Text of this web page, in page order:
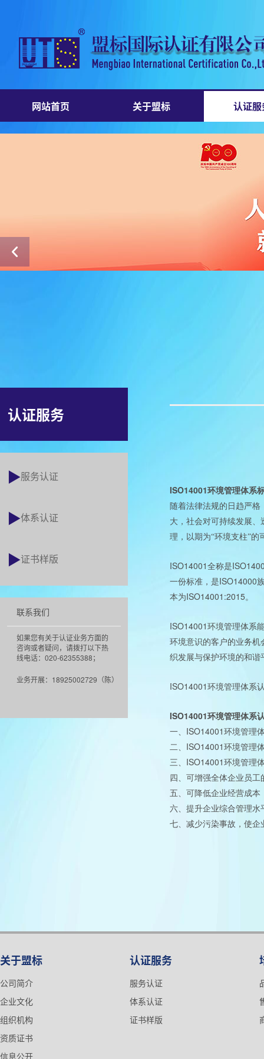
网站首页 关于盟标 认证
认证服务
服务认证
体系认证
证书样版
联系我们
如果您有关于认证业务方面的
咨询或者疑问，请拨打以下热
线电话：020-62355388；
业务开展：18925002729（陈）
ISO14001环境管理体系
随着法律法规的日趋严
大，社会对可持续发展
理，以期为“环境支柱”的
ISO14001 全称是
一份标准，是ISO14000
本为ISO14001:2015。
ISO14001 环境管理体系
环境意识的客户的业务机
织发展与保护环境的和谐
ISO14001 环境管理体系
ISO14001环境管理体系
一、 ISO14001 环境管理
二、 ISO14001 环境管理
三、 ISO14001 环境管理
四、可增强全体企业员工
五、可降低企业经营成本
六、提升企业综合管理水
七、减少污染事故，使企
关于盟标
公司简介
企业文化
组织机构
资质证书
信息公开
认证服务
服务认证
体系认证
证书样版